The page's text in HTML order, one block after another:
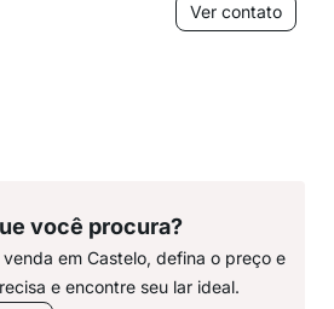
Ver contato
você procura?
em Castelo, defina o preço e
e encontre seu lar ideal.